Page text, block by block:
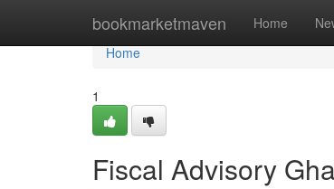
bookmarketmaven Home
Home
Home
1
Fiscal Advisory